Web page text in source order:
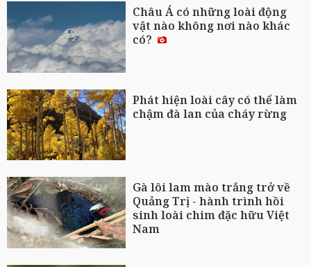
Châu Á có những loài động
vật nào không nơi nào khác
có?
Phát hiện loài cây có thể làm
chậm đà lan của cháy rừng
Gà lôi lam mào trắng trở về
Quảng Trị - hành trình hồi
sinh loài chim đặc hữu Việt
Nam